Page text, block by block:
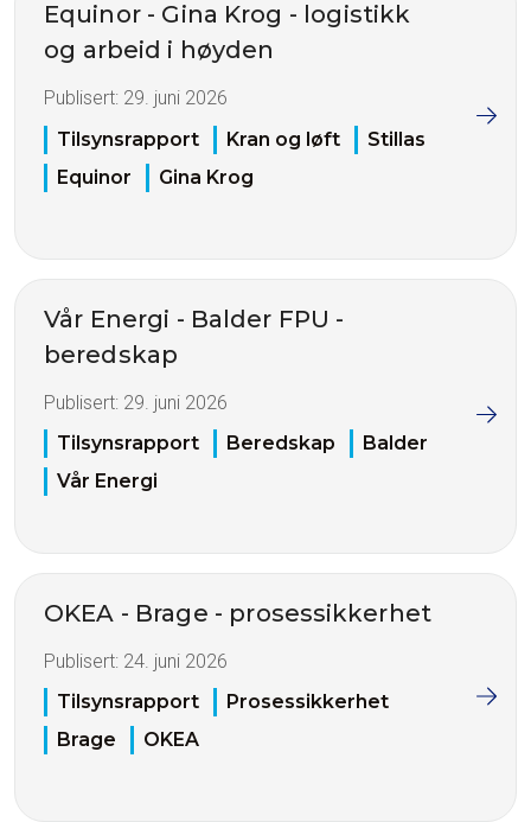
Equinor - Gina Krog - logistikk
og arbeid i høyden
Publisert: 29. juni 2026
Tilsynsrapport
Kran og løft
Stillas
Equinor
Gina Krog
Vår Energi - Balder FPU -
beredskap
Publisert: 29. juni 2026
Tilsynsrapport
Beredskap
Balder
Vår Energi
OKEA - Brage - prosessikkerhet
Publisert: 24. juni 2026
Tilsynsrapport
Prosessikkerhet
Brage
OKEA